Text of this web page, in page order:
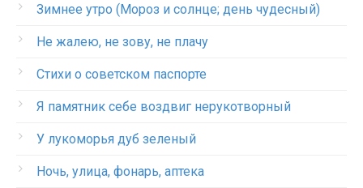
Зимнее утро (Мороз и солнце; день чудесный)
Не жалею, не зову, не плачу
Стихи о советском паспорте
Я памятник себе воздвиг нерукотворный
У лукоморья дуб зеленый
Ночь, улица, фонарь, аптека